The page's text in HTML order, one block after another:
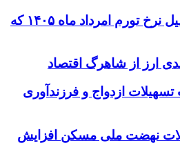
دو نکته مهم در تحلیل نرخ تورم امرداد ماه ۱۴۰۵ که
۲۱ همت تسهیلات ازدواج و فرزندآوری
نهضت ملی مسکن افزایش